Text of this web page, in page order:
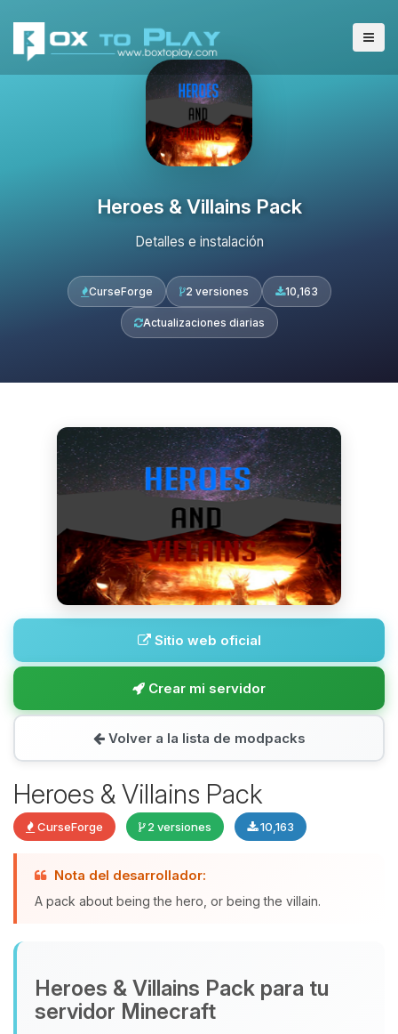
Heroes & Villains Pack
Detalles e instalación
CurseForge 2 versiones 10,163
Actualizaciones diarias
Sitio web oficial
Crear mi servidor
Volver a la lista de modpacks
Heroes & Villains Pack
CurseForge 2 versiones 10,163
Nota del desarrollador:
A pack about being the hero, or being the villain.
Heroes & Villains Pack para tu
servidor Minecraft
Yupi, por fin alguien con quien
hablar! Soy Choupy, tu pequeno
07/08/2026 06:48